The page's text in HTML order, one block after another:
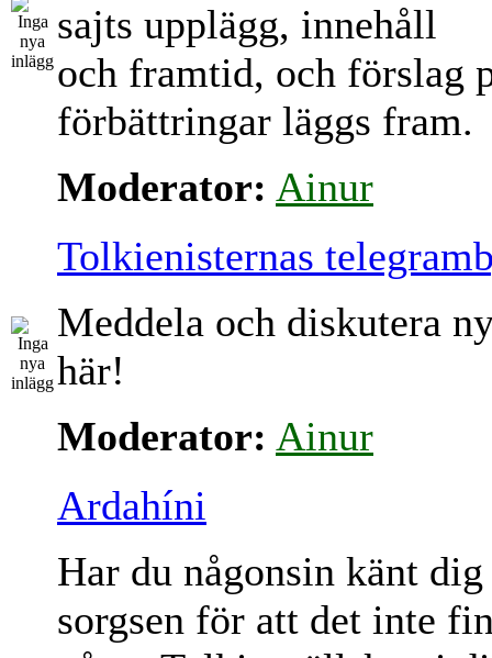
sajts upplägg, innehåll
och framtid, och förslag
förbättringar läggs fram.
Moderator: Ainur
Tolkienisternas
Meddela och diskutera
här!
Moderator: Ainur
Ardahíni
Har du någonsin känt dig
sorgsen för att det inte